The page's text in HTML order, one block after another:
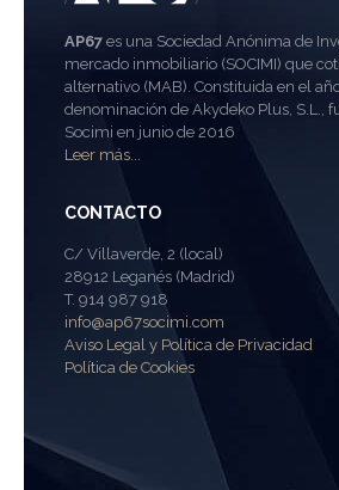
AP67es una Sociedad Anónima de
mercado inmobiliario (SOCIMI) que
alternativo (MAB). Constituida en el
denominación de Akydeko Plus, S.L.,
Socimi en junio de 2016
Leer más...
CONTACTO
C/ Villaverde, 2 (local)
28912 Leganés (Madrid)
T. 914 987 918
info@ap67socimi.com
Aviso Legal y Política de Privacidad
Política de Cookies